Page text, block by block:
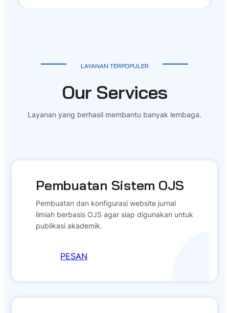
LAYANAN TERPOPULER
Our Services
Layanan yang berhasil membantu banyak lembaga.
Pembuatan Sistem OJS
Pembuatan dan konfigurasi website jurnal
ilmiah berbasis OJS agar siap digunakan untuk
publikasi akademik.
PESAN